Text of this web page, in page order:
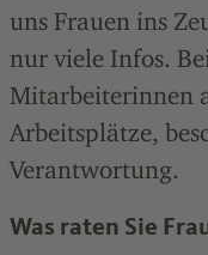
uns Frauen ins
nur viele Infos.
Mitarbeiterinnen
Arbeitsplätze,
Verantwortung.
Was raten Sie